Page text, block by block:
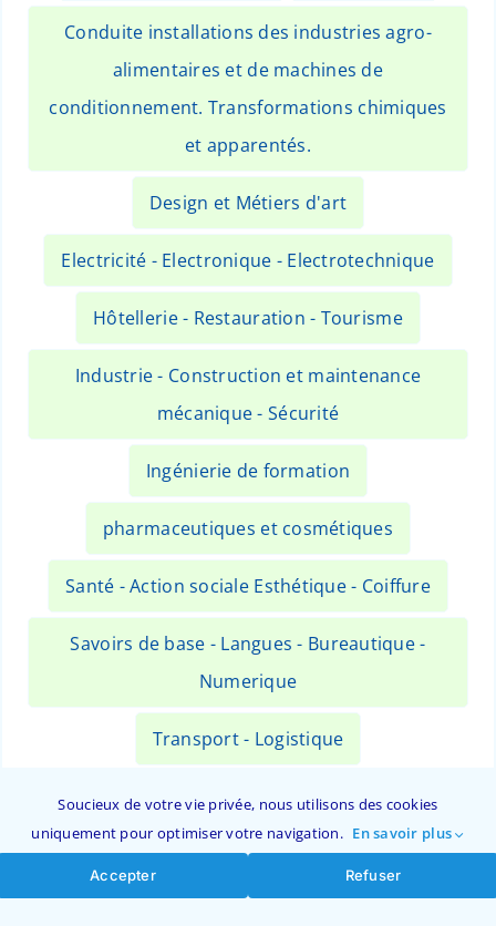
Conduite installations des industries agro-
alimentaires et de machines de
conditionnement. Transformations chimiques
et apparentés.
Design et Métiers d'art
Electricité - Electronique - Electrotechnique
Hôtellerie - Restauration - Tourisme
Industrie - Construction et maintenance
mécanique - Sécurité
Ingénierie de formation
pharmaceutiques et cosmétiques
Santé - Action sociale Esthétique - Coiffure
Savoirs de base - Langues - Bureautique -
Numerique
Transport - Logistique
VAE et accompagnement
Rechercher une formation …
Soucieux de votre vie privée, nous utilisons des cookies
uniquement pour optimiser votre navigation. En savoir plus
Accepter Refuser